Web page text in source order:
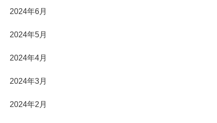
2024年6月
2024年5月
2024年4月
2024年3月
2024年2月